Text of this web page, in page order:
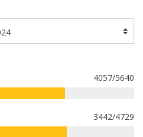
4057/5640
3442/4729